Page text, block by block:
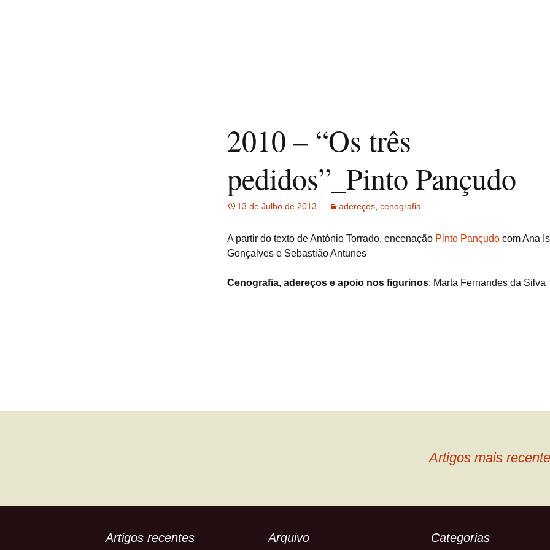
2010 – “Os três
pedidos”_Pinto Pançudo
13 de Julho de 2013 adereços cenografia
A partir do texto de António Torrado, encenação Pinto Pançudo com Ana
Gonçalves e Sebastião Antunes
Cenografia, adereços e apoio nos figurinos: Marta Fernandes da Silva
Artigos mais
Artigos recentes Arquivo Categorias